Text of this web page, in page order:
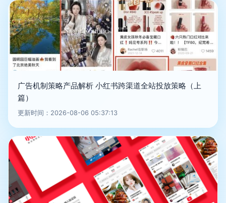
广告机制策略产品解析 小红书跨渠道全站投放策略（上
篇）
更新时间：2026-08-06 05:37:13